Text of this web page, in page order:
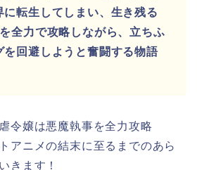
に転生してしまい、生き残る
全力で攻略しながら、立ちふ
を回避しようと奮闘する物語
令嬢は悪魔執事を全力攻略
アニメの結末に至るまでのあら
きます！